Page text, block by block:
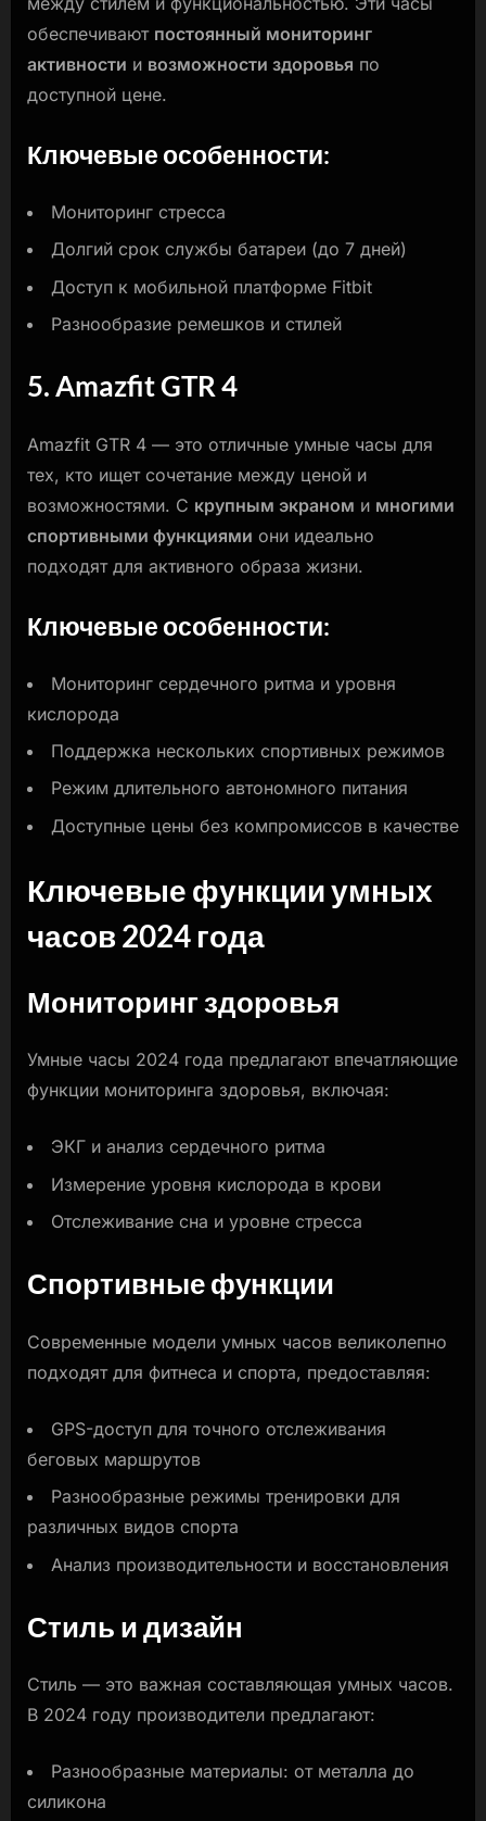
обеспечивают постоянный мониторинг
активности и возможности здоровья по
доступной цене.
Ключевые особенности:
Мониторинг стресса
Долгий срок службы батареи (до 7 дней)
Доступ к мобильной платформе Fitbit
Разнообразие ремешков и стилей
5. Amazfit GTR 4
Amazfit GTR 4 — это отличные умные часы для
тех, кто ищет сочетание между ценой и
возможностями. С крупным экраном и многими
спортивными функциями они идеально
подходят для активного образа жизни.
Ключевые особенности:
Мониторинг сердечного ритма и уровня
кислорода
Поддержка нескольких спортивных режимов
Режим длительного автономного питания
Доступные цены без компромиссов в качестве
Ключевые функции умных
часов 2024 года
Мониторинг здоровья
Умные часы 2024 года предлагают впечатляющие
функции мониторинга здоровья, включая:
ЭКГ и анализ сердечного ритма
Измерение уровня кислорода в крови
Отслеживание сна и уровне стресса
Спортивные функции
Современные модели умных часов великолепно
подходят для фитнеса и спорта, предоставляя:
GPS-доступ для точного отслеживания
беговых маршрутов
Разнообразные режимы тренировки для
различных видов спорта
Анализ производительности и восстановления
Стиль и дизайн
Стиль — это важная составляющая умных часов.
В 2024 году производители предлагают:
Разнообразные материалы: от металла до
силикона